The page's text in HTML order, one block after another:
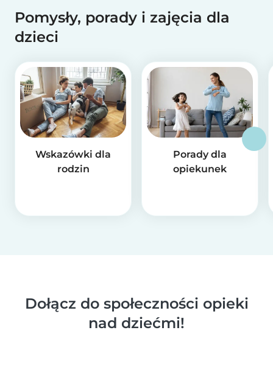
Pomysły, porady i zajęcia dla
dzieci
Wskazówki dla
rodzin
Porady dla
opiekunek
Dołącz do społeczności opieki
nad dziećmi!